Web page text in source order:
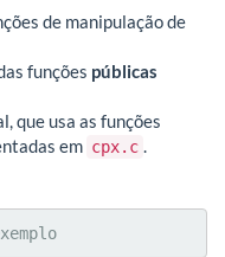
de manipulação de
funções públicas
que usa as funções
em cpx.c .